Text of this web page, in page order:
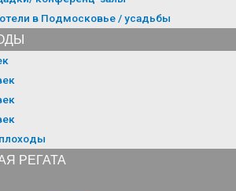
в Подмосковье / усадьбы
РЕГАТА